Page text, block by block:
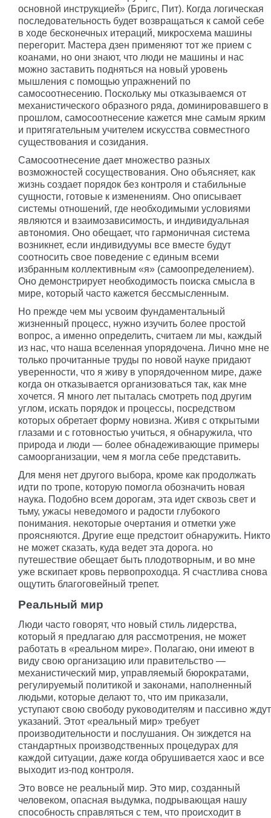
основной инструкцией» (Бригс, Пит). Когда логическая
последовательность будет возвращаться к самой себе
в ходе бесконечных итераций, микросхема машины
перегорит. Мастера дзен применяют тот же прием с
коанами, но они знают, что люди не машины и нас
можно заставить подняться на новый уровень
мышления с помощью упражнений по
самосоотнесению. Поскольку мы отказываемся от
механистического образного ряда, доминировавшего в
прошлом, самосоотнесение кажется мне самым ярким
и притягательным учителем искусства совместного
существования и созидания.
Самосоотнесение дает множество разных
возможностей сосуществования. Оно объясняет, как
жизнь создает порядок без контроля и стабильные
сущности, готовые к изменениям. Оно описывает
системы отношений, где необходимыми условиями
являются и взаимозависимость, и индивидуальная
автономия. Оно обещает, что гармоничная система
возникнет, если индивидуумы все вместе будут
соотносить свое поведение с единым всеми
избранным коллективным «я» (самоопределением).
Оно демонстрирует необходимость поиска смысла в
мире, который часто кажется бессмысленным.
Но прежде чем мы усвоим фундаментальный
жизненный процесс, нужно изучить более простой
вопрос, а именно определить, считаем ли мы, каждый
из нас, что наша вселенная упорядочена. Лично мне не
только прочитанные труды по новой науке придают
уверенности, что я живу в упорядоченном мире, даже
когда он отказывается организоваться так, как мне
хочется. Я много лет пыталась смотреть под другим
углом, искать порядок и процессы, посредством
которых обретает форму новизна. Живя с открытыми
глазами и с готовностью учиться, я обнаружила, что
природа и люди — более обнадеживающие примеры
самоорганизации, чем я могла себе представить.
Для меня нет другого выбора, кроме как продолжать
идти по тропе, которую помогла обозначить новая
наука. Подобно всем дорогам, эта идет сквозь свет и
тьму, ужасы неведомого и радости глубокого
понимания. некоторые очертания и отметки уже
проясняются. Другие еще предстоит обнаружить. Никто
не может сказать, куда ведет эта дорога. но
путешествие обещает быть плодотворным, и во мне
уже вскипает кровь первопроходца. Я счастлива снова
ощутить благоговейный трепет.
Реальный мир
Люди часто говорят, что новый стиль лидерства,
который я предлагаю для рассмотрения, не может
работать в «реальном мире». Полагаю, они имеют в
виду свою организацию или правительство —
механистический мир, управляемый бюрократами,
регулируемый политикой и законами, наполненный
людьми, которые делают то, что им приказали,
уступают свою свободу руководителям и пассивно ждут
указаний. Этот «реальный мир» требует
производительности и послушания. Он зиждется на
стандартных производственных процедурах для
каждой ситуации, даже когда обрушивается хаос и все
выходит из-под контроля.
Это вовсе не реальный мир. Это мир, созданный
человеком, опасная выдумка, подрывающая нашу
способность справляться с тем, что происходит в